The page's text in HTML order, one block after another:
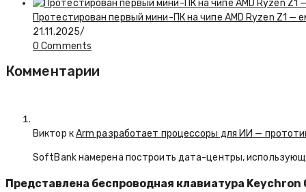
Протестирован первый мини-ПК на чипе AMD Ryzen Z1 —
21.11.2025/
0 Comments
Комментарии
Виктор кArm разработает процессоры для ИИ —
SoftBank намерена построить дата-центры,
Представлена беспроводная клавиатура